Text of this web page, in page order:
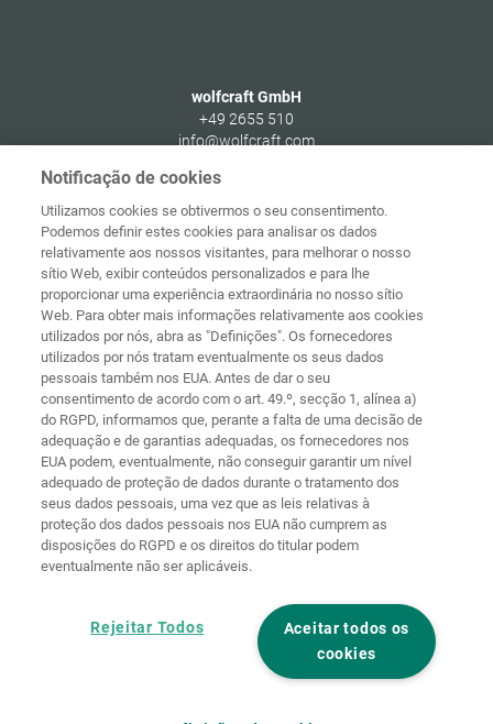
wolfcraft GmbH
+49 2655 510
info@wolfcraft.com
Wolffstraße 1
Germany
Página
principal Contacto Aviso legal
Proteção de
Termos e
condições
Diretivas de
cookies Iniciar sessão
Declaração de
Acessibilidade
Definições de cookies
Notificação de cookies
Utilizamos cookies se obtivermos o seu consentimento.
Podemos definir estes cookies para analisar os dados
relativamente aos nossos visitantes, para melhorar o nosso
sítio Web, exibir conteúdos personalizados e para lhe
proporcionar uma experiência extraordinária no nosso sítio
Web. Para obter mais informações relativamente aos cookies
utilizados por nós, abra as "Definições". Os fornecedores
utilizados por nós tratam eventualmente os seus dados
pessoais também nos EUA. Antes de dar o seu
consentimento de acordo com o art. 49.º, secção 1, alínea a)
do RGPD, informamos que, perante a falta de uma decisão de
adequação e de garantias adequadas, os fornecedores nos
EUA podem, eventualmente, não conseguir garantir um nível
adequado de proteção de dados durante o tratamento dos
seus dados pessoais, uma vez que as leis relativas à
proteção dos dados pessoais nos EUA não cumprem as
disposições do RGPD e os direitos do titular podem
eventualmente não ser aplicáveis.
Aceitar todos os
cookies
Rejeitar Todos